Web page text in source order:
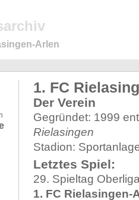
Arlen
1. FC
Der Verein
Gegründet: 1999
Rielasingen
Stadion:
Letztes Spiel:
29. Spieltag
1. FC Rielasingen-